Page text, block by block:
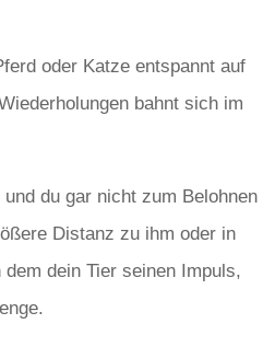
oder Katze entspannt auf
bahnt sich im
du gar nicht zum Belohnen
Distanz zu ihm oder in
dein Tier seinen Impuls,